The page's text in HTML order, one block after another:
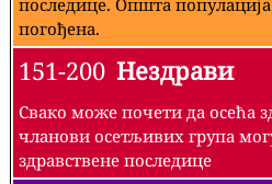
погођена.
151-200 Нездрави
Свако може почети да осећа
чланови осетљивих група
здравствене последице